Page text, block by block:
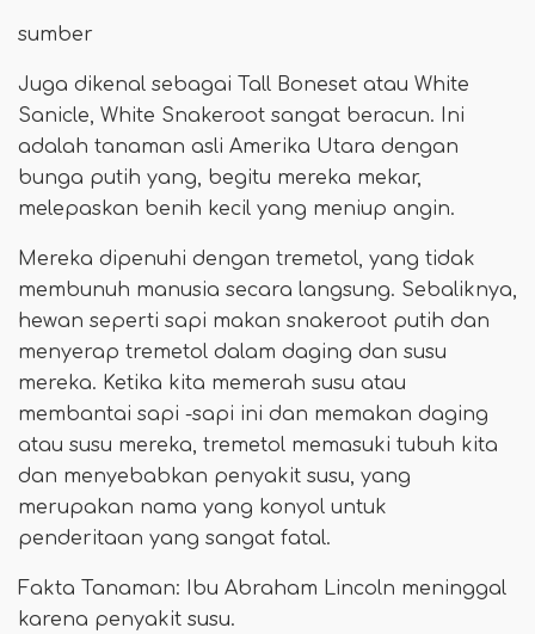
sumber
Juga dikenal sebagai Tall Boneset atau White
Sanicle, White Snakeroot sangat beracun. Ini
adalah tanaman asli Amerika Utara dengan
bunga putih yang, begitu mereka mekar,
melepaskan benih kecil yang meniup angin.
Mereka dipenuhi dengan tremetol, yang tidak
membunuh manusia secara langsung. Sebaliknya,
hewan seperti sapi makan snakeroot putih dan
menyerap tremetol dalam daging dan susu
mereka. Ketika kita memerah susu atau
membantai sapi -sapi ini dan memakan daging
atau susu mereka, tremetol memasuki tubuh kita
dan menyebabkan penyakit susu, yang
merupakan nama yang konyol untuk
penderitaan yang sangat fatal.
Fakta Tanaman: Ibu Abraham Lincoln meninggal
karena penyakit susu.